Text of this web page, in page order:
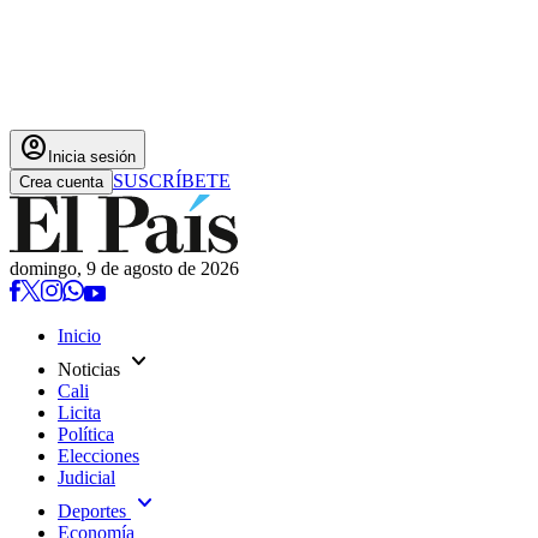
account_circle Inicia sesión
Crea cuenta SUSCRÍBETE
domingo, 9 de agosto de 2026
Inicio
Noticias expand_more
Cali
Licita
Política
Elecciones
Judicial
Deportes expand_more
Economía